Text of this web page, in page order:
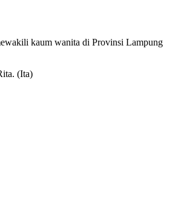
kaum wanita di Provinsi Lampung
(Ita)